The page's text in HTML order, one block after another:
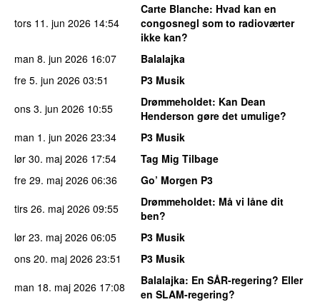
tors 11. jun 2026 14:54
Carte Blanche: Hvad kan en
congosnegl som to radioværter
ikke kan?
man 8. jun 2026 16:07
Balalajka
fre 5. jun 2026 03:51
P3 Musik
ons 3. jun 2026 10:55 Drømmeholdet: Kan Dean
Henderson gøre det umulige?
man 1. jun 2026 23:34
P3 Musik
lør 30. maj 2026 17:54
Tag Mig Tilbage
fre 29. maj 2026 06:36
Go’ Morgen P3
tirs 26. maj 2026 09:55 Drømmeholdet: Må vi låne dit
ben?
lør 23. maj 2026 06:05
P3 Musik
ons 20. maj 2026 23:51
P3 Musik
man 18. maj 2026 17:08 Balalajka: En SÅR-regering? Eller
en SLAM-regering?